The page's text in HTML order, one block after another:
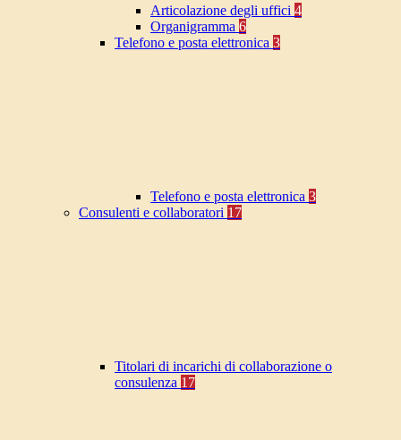
Articolazione degli uffici 4
Organigramma 6
Telefono e posta elettronica 3
Telefono e posta elettronica 3
Consulenti e collaboratori 17
Titolari di incarichi di collaborazione o
consulenza 17